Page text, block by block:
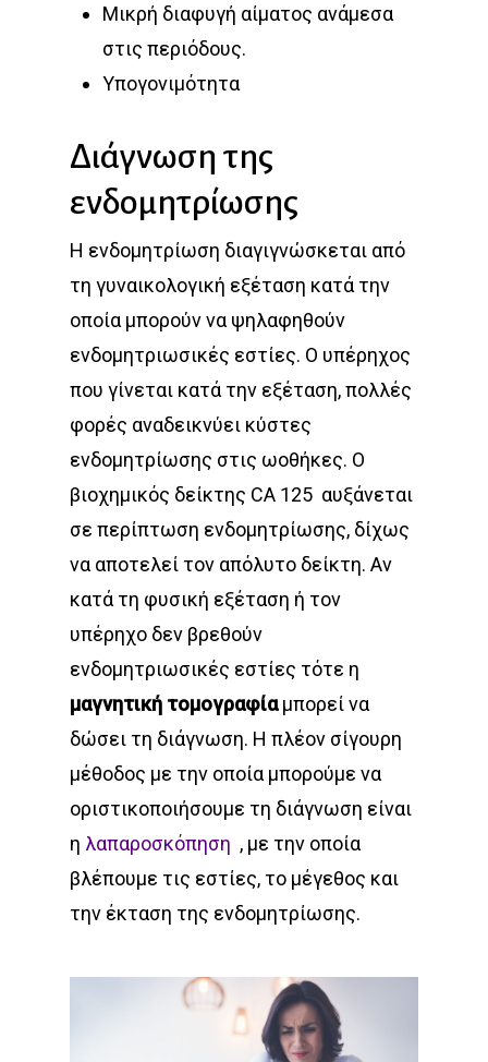
Μικρή διαφυγή αίματος ανάμεσα
στις περιόδους.
Υπογονιμότητα
Διάγνωση της
ενδομητρίωσης
Η ενδομητρίωση διαγιγνώσκεται από
τη γυναικολογική εξέταση κατά την
οποία μπορούν να ψηλαφηθούν
ενδομητριωσικές εστίες. Ο υπέρηχος
που γίνεται κατά την εξέταση, πολλές
φορές αναδεικνύει κύστες
ενδομητρίωσης στις ωοθήκες. Ο
βιοχημικός δείκτης CA 125 αυξάνεται
σε περίπτωση ενδομητρίωσης, δίχως
να αποτελεί τον απόλυτο δείκτη. Αν
κατά τη φυσική εξέταση ή τον
υπέρηχο δεν βρεθούν
ενδομητριωσικές εστίες τότε η
μαγνητική τομογραφίαμπορεί να
δώσει τη διάγνωση. Η πλέον σίγουρη
μέθοδος με την οποία μπορούμε να
οριστικοποιήσουμε τη διάγνωση είναι
η λαπαροσκόπηση , με την οποία
βλέπουμε τις εστίες, το μέγεθος και
την έκταση της ενδομητρίωσης.